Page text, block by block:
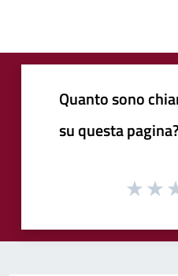
Quanto sono
su questa